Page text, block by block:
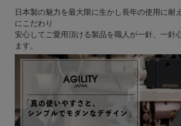
日本製の魅力を最大限に生かし長年の使用に耐
にこだわり
安心してご愛用頂ける製品を職人が一針、一針
ます。